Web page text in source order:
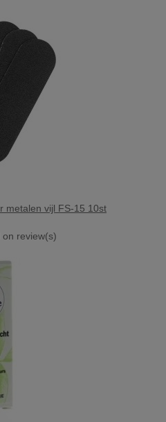
metalen vijl FS-15 10st
on review(s)